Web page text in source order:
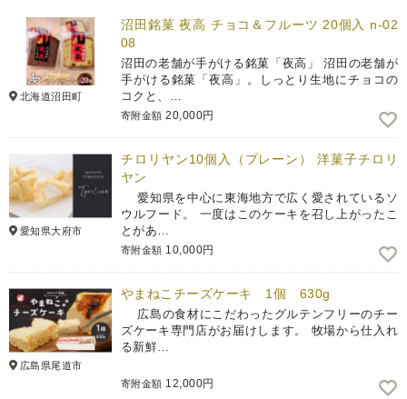
北海道沼田町
沼田銘菓 夜高 チョコ＆フルーツ 20個入 n-02
08
沼田の老舗が手がける銘菓「夜高」 沼田の老舗が
手がける銘菓「夜高」。しっとり生地にチョコの
コクと、…
寄附金額 20,000円
愛知県大府市
チロリヤン10個入（プレーン） 洋菓子チロリ
ヤン
愛知県を中心に東海地方で広く愛されているソ
ウルフード。 一度はこのケーキを召し上がったこ
とがあ…
寄附金額 10,000円
広島県尾道市
やまねこチーズケーキ 1個 630g
広島の食材にこだわったグルテンフリーのチー
ズケーキ専門店がお届けします。 牧場から仕入れ
る新鮮…
寄附金額 12,000円